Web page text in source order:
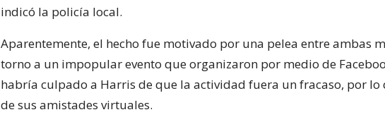
indicó la policía local.
Aparentemente, el hecho fue motivado por una pelea entre ambas
torno a un impopular evento que organizaron por medio de
habría culpado a Harris de que la actividad fuera un fracaso, por lo
de sus amistades virtuales.